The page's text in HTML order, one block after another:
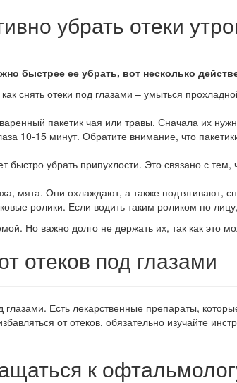
убрать отеки
быстрее ее убрать, вот несколько
снять отеки под глазами – умыться
пакетик чая или травы. Сначала их
10-15 минут. Обратите внимание, что
убрать припухлости. Это связано с
мята. Они охлаждают, а также подтягивают,
ролики. Если водить таким роликом по
Но важно долго не держать их, так как это
отеков под глазами
Есть лекарственные препараты,
от отеков, обязательно изучайте
к